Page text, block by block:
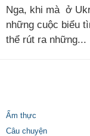
Nga, khi mà ở
những cuộc biểu
thể rút ra những...
Ẩm thực
Câu chuyện